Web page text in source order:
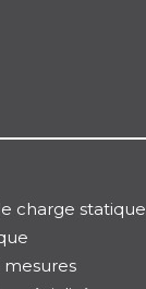
charge statique